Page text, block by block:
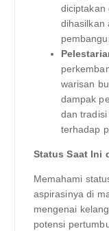
diciptakan
dihasilkan
warisan
dampak
dan
terhadap
Status Saat Ini
Memahami
aspirasinya di
mengenai
potensi